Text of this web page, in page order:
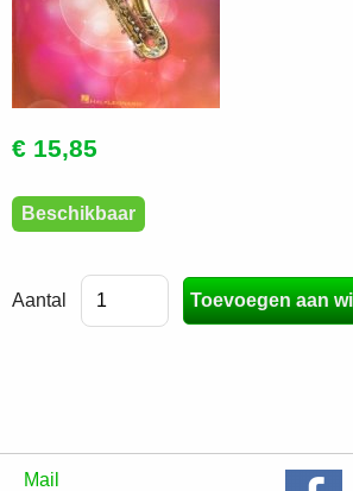
€ 15,85
Beschikbaar
Aantal
Mail